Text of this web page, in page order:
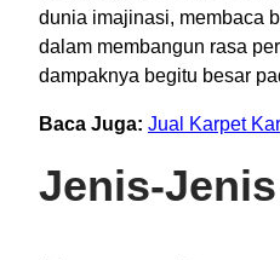
dunia imajinasi, membaca
dalam membangun rasa
dampaknya begitu besar
Baca Juga: Jual Karpet
Jenis-